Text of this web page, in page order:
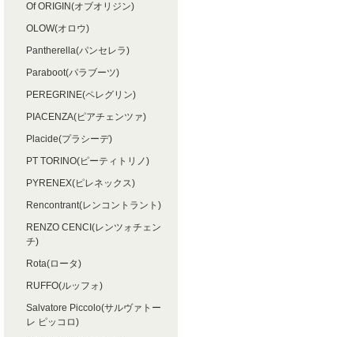
Of ORIGIN(オブオリジン)
OLOW(オロウ)
Pantherella(パンセレラ)
Paraboot(パラブーツ)
PEREGRINE(ペレグリン)
PIACENZA(ピアチェンツァ)
Placide(プラシーデ)
PT TORINO(ピーティトリノ)
PYRENEX(ピレネックス)
Rencontrant(レンコントラント)
RENZO CENCI(レンツォチェン
チ)
Rota(ロータ)
RUFFO(ルッフォ)
Salvatore Piccolo(サルヴァトー
レ ピッコロ)